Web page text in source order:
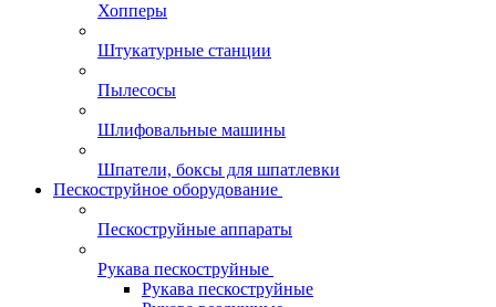
Хопперы
Штукатурные станции
Пылесосы
Шлифовальные машины
Шпатели, боксы для шпатлевки
Пескоструйное оборудование
Пескоструйные аппараты
Рукава пескоструйные
Рукава пескоструйные